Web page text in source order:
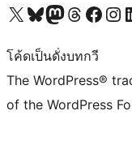
Visit our X (formerly Twitter) account
Visit our Bluesky account
Visit our Mastodon account
Visit our Threads
Visit our Facebook page
Visit our
โค้ดเป็นดั่งบทกวี
The WordPress®
of the WordPress